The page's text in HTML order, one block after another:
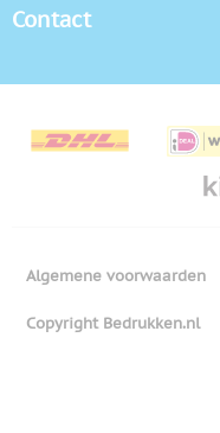
Contact
Algemene voorwaarden
Copyright Bedrukken.nl